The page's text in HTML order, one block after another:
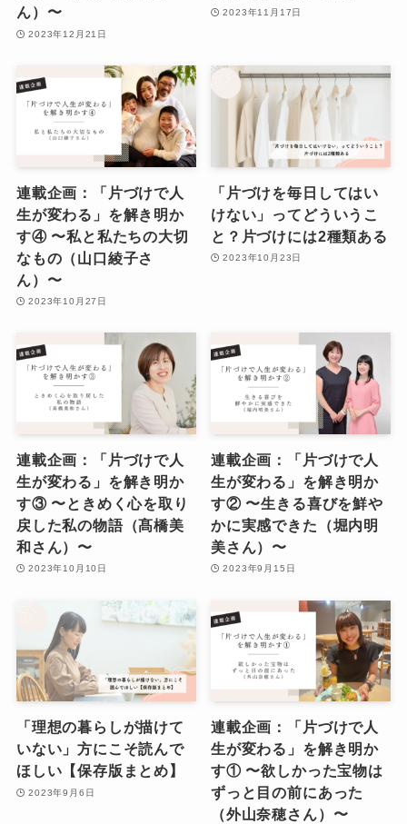
ん）〜
2023年12月21日
2023年11月17日
連載企画：「片づけで人
生が変わる」を解き明か
す④ 〜私と私たちの大切
なもの（山口綾子さ
ん）〜
2023年10月27日
「片づけを毎日してはい
けない」ってどういうこ
と？片づけには2種類ある
2023年10月23日
連載企画：「片づけで人
生が変わる」を解き明か
す③ 〜ときめく心を取り
戻した私の物語（髙橋美
和さん）〜
2023年10月10日
連載企画：「片づけで人
生が変わる」を解き明か
す② 〜生きる喜びを鮮や
かに実感できた（堀内明
美さん）〜
2023年9月15日
「理想の暮らしが描けて
いない」方にこそ読んで
ほしい【保存版まとめ】
2023年9月6日
連載企画：「片づけで人
生が変わる」を解き明か
す① 〜欲しかった宝物は
ずっと目の前にあった
（外山奈穂さん）〜